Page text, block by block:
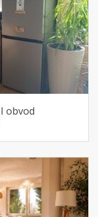
obvod